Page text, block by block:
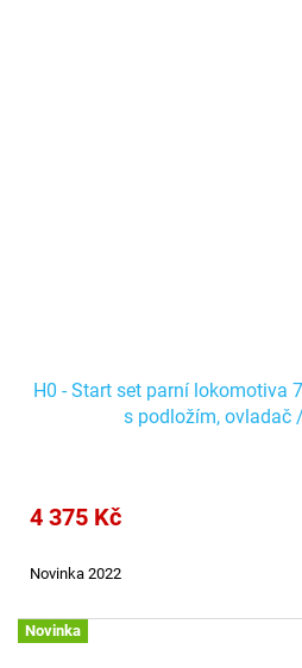
H0 - Start set parní lokomotiva
s podložím, ovladač
4 375 Kč
Novinka 2022
Novinka